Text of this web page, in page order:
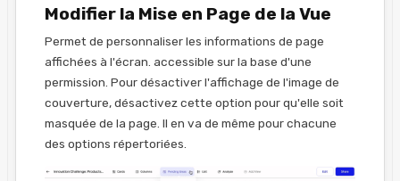
Modifier la Mise en Page de la Vue
Permet de personnaliser les informations de page
affichées à l'écran. accessible sur la base d'une
permission. Pour désactiver l'affichage de l'image de
couverture, désactivez cette option pour qu'elle soit
masquée de la page. Il en va de même pour chacune
des options répertoriées.